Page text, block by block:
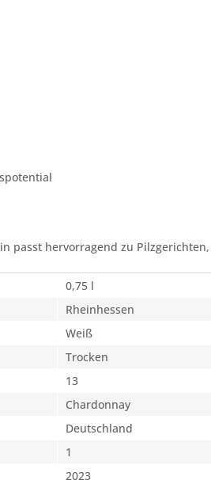
passt hervorragend zu
0,75 l
Rheinhessen
Weiß
Trocken
13
Chardonnay
Deutschland
1
2023